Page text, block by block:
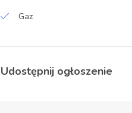
Gaz
Udostępnij ogłoszenie